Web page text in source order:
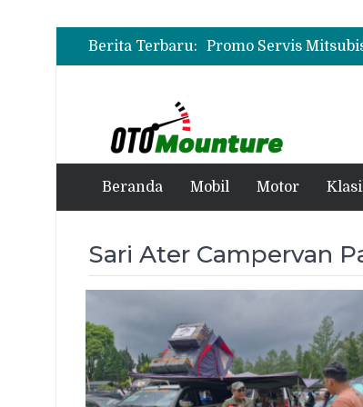
Berita Terbaru:
Beranda Mobil Motor
Sari Ater Campervan